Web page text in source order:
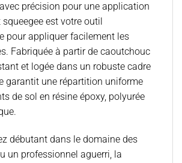
précision pour une application
est votre outil
pour appliquer facilement les
Fabriquée à partir de caoutchouc
et logée dans un robuste cadre
garantit une répartition uniforme
de sol en résine époxy, polyurée
débutant dans le domaine des
un professionnel aguerri, la